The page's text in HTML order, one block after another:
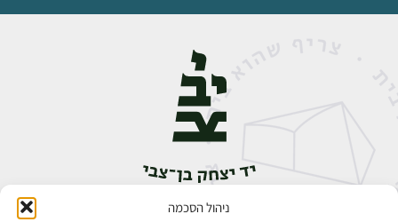
ניהול הסכמהאבן גבירול 14, רחביה, ירושלים